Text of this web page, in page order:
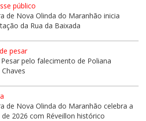
público
de Nova Olinda do Maranhão inicia
da Rua da Baixada
pesar
pelo falecimento de Poliana
de Nova Olinda do Maranhão celebra a
de 2026 com Réveillon histórico